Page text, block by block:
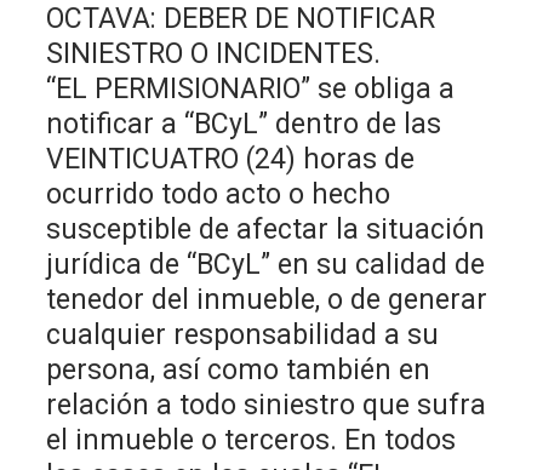
OCTAVA: DEBER DE NOTIFICAR
SINIESTRO O INCIDENTES.
“EL PERMISIONARIO” se obliga a
notificar a “BCyL” dentro de las
VEINTICUATRO (24) horas de
ocurrido todo acto o hecho
susceptible de afectar la situación
jurídica de “BCyL” en su calidad de
tenedor del inmueble, o de generar
cualquier responsabilidad a su
persona, así como también en
relación a todo siniestro que sufra
el inmueble o terceros. En todos